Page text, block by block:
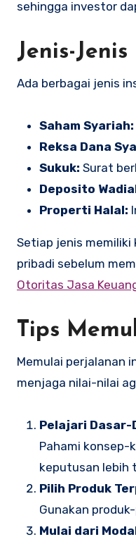
sehingga investor
Jenis-
Ada berbagai jenis
Saham Syariah:
Reksa Dana
Sukuk: Surat
Deposito
Properti Halal:
Setiap jenis
pribadi sebelum
Otoritas Jasa
Tips
Memulai perjalanan
menjaga nilai-nilai
Pelajari Dasar-
Pahami konsep-
keputusan lebih
Pilih Produk
Gunakan
Mulai dari